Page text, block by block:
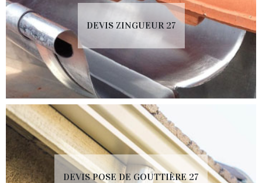
DEVIS ZINGUEUR 27
DEVIS POSE DE GOUTTIÈRE 27